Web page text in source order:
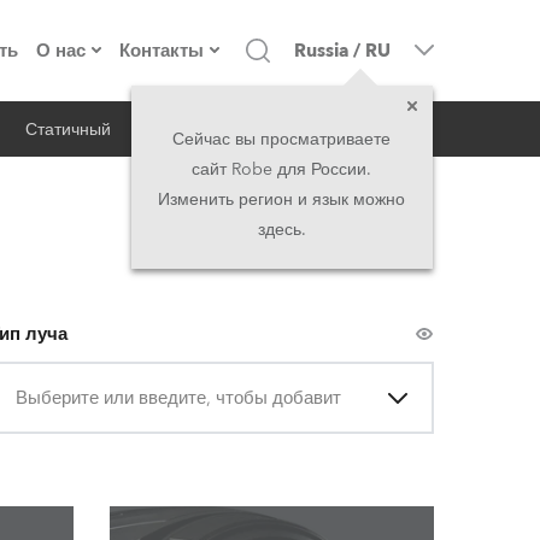
О нас
о компании
Сделано в Европе
юридическая информация
Контакты
Головной офис
Головной офис
Asia and Pacific
Russia / RU
Сейчас вы просматриваете
сайт Robe для России.
Изменить регион и язык можно
здесь.
Статичный iSeries
луча
Выберите или введите, чтобы добавить